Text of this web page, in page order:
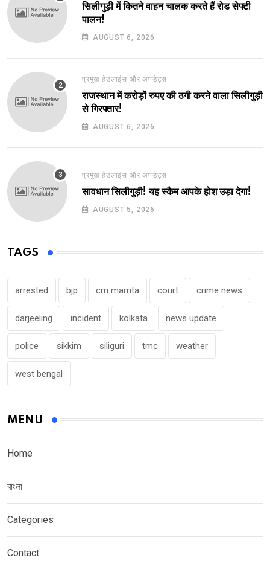
सिलीगुड़ी में कितने वाहन चालक करते हैं रोड सेफ्टी
पालन!
AUGUST 6, 2026
प्रमुख हेडलाइंस और अपडेट्स
राजस्थान में करोड़ों रुपए की ठगी करने वाला सिलीगुड़ी
से गिरफ्तार!
AUGUST 6, 2026
प्रमुख हेडलाइंस और अपडेट्स
सावधान सिलीगुड़ी! यह स्कैम आपके होश उड़ा देगा!
AUGUST 5, 2026
TAGS
arrested bjp cm mamta court crime news
darjeeling incident kolkata news update
police sikkim siliguri tmc weather
west bengal
MENU
Home
বাংলা
Categories
Contact